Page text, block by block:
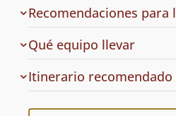
Recomendaciones para
Qué equipo llevar
Cuál
es
Itinerario recomendado